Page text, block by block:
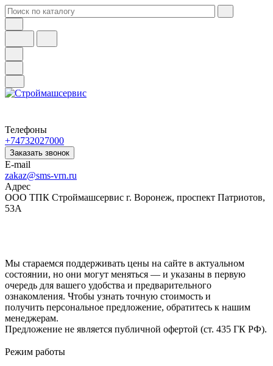
Телефоны
+74732027000
Заказать звонок
E-mail
zakaz@sms-vrn.ru
Адрес
ООО ТПК Строймашсервис г. Воронеж, проспект Патриотов,
53А
Мы стараемся поддерживать цены на сайте в актуальном
состоянии, но они могут меняться — и указаны в первую
очередь для вашего удобства и предварительного
ознакомления. Чтобы узнать точную стоимость и
получить персональное предложение, обратитесь к нашим
менеджерам.
Предложение не является публичной офертой (ст. 435 ГК РФ).
Режим работы